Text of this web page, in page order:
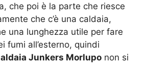
che poi è la parte che riesce
che c’è una caldaia,
una lunghezza utile per fare
fumi all’esterno, quindi
Junkers Morlupo non si